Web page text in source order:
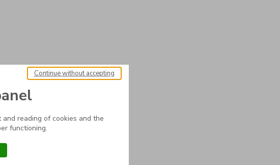
reading of cookies and the
functioning.
Continue without accepting